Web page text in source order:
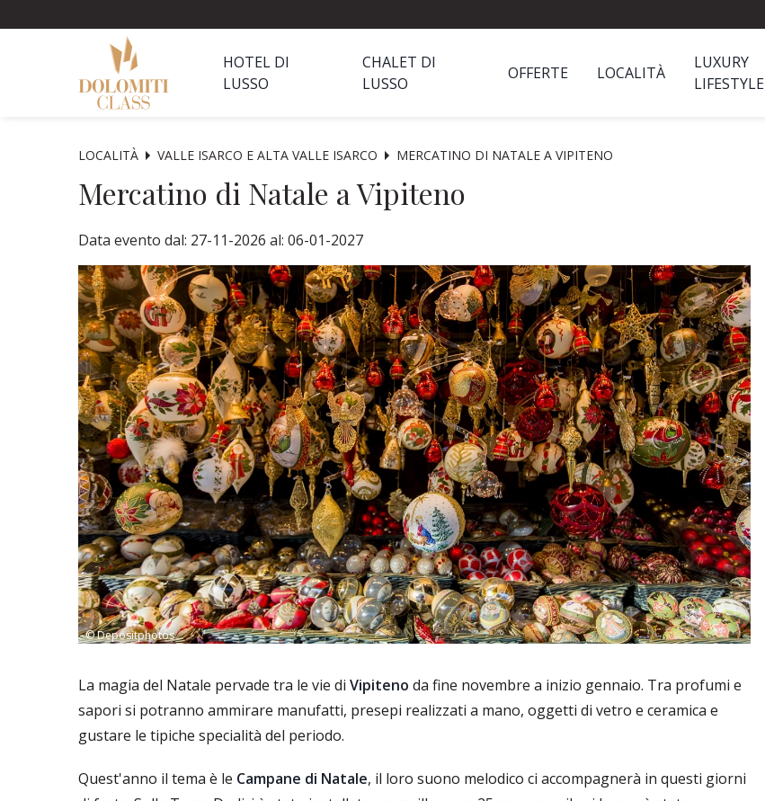
HOTEL DI
LUSSO
CHALET DI
LUSSO
OFFERTE LOCALITÀ
LUXURY
LIFESTYLE
LOCALITÀ VALLE ISARCO E ALTA VALLE ISARCO MERCATINO DI NATALE A VIPITENO
Mercatino di Natale a Vipiteno
Data evento dal: 27-11-2026 al: 06-01-2027
© Depositphotos
La magia del Natale pervade tra le vie di Vipiteno da fine novembre a inizio gennaio. Tra profumi e
sapori si potranno ammirare manufatti, presepi realizzati a mano, oggetti di vetro e ceramica e
gustare le tipiche specialità del periodo.
Quest'anno il tema è le Campane di Natale, il loro suono melodico ci accompagnerà in questi giorni